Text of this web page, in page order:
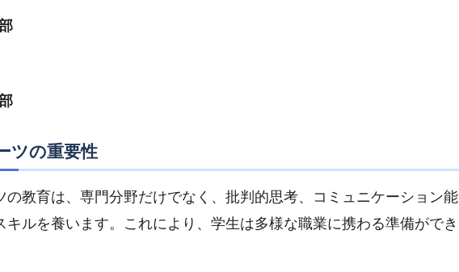
ツの重要性
の教育は、専門分野だけでなく、批判的思考、コミュニケーション能
キルを養います。これにより、学生は多様な職業に携わる準備ができ